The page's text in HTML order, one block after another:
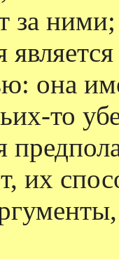
за ними;
она
то
их